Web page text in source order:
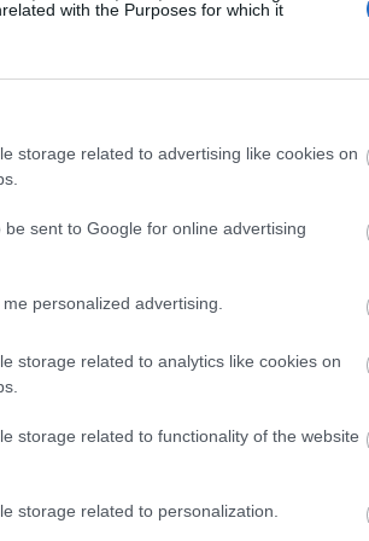
with the Purposes for which it
storage related to advertising like cookies on
sent to Google for online advertising
personalized advertising.
storage related to analytics like cookies on
storage related to functionality of the website
storage related to personalization.
στον Καναδά, ο Donald Trump
που είχε κάνει σε βάρος του,
ότι ήταν τόσο μοχθηρή!»